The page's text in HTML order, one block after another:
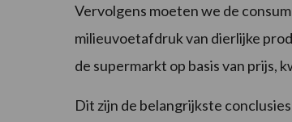
Vervolgens moeten we de
milieuvoetafdruk van dierlijke
de supermarkt op basis van prijs,
Dit zijn de belangrijkste